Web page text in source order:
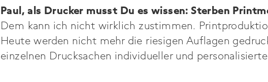
Paul, als Drucker musst Du es wissen: Sterben
Dem kann ich nicht wirklich zustimmen.
Heute werden nicht mehr die riesigen Auflagen
einzelnen Drucksachen individueller und